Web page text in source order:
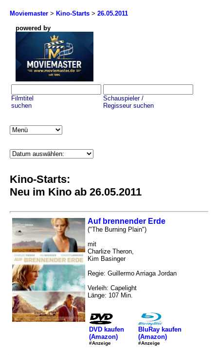
Moviemaster > Kino-Starts > 26.05.2011
powered by
Filmtitel
suchen
Schauspieler /
Regisseur suchen
Kino-Starts:
Neu im Kino ab 26.05.2011
Auf brennender Erde
("The Burning Plain")
mit
Charlize Theron,
Kim Basinger
Regie: Guillermo Arriaga Jordan
Verleih: Capelight
Länge: 107 Min.
DVD kaufen
(Amazon)
#Anzeige
BluRay kaufen
(Amazon)
#Anzeige